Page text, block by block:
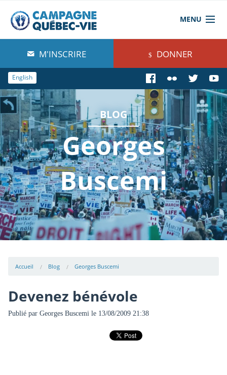
MENU
À propos de nous
Blog
Comprendre
Agir
Boutique
M'INSCRIRE DONNER
English
BLOG
Georges
Buscemi
Accueil Blog Georges Buscemi
Devenez bénévole
Publié par Georges Buscemile 13/08/2009 21:38